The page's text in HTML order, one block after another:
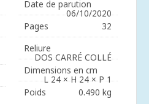
Date de parution
06/10/2020
Pages
32
Reliure
DOS CARRÉ COLLÉ
Dimensions en cm
L 24 × H 24 × P 1
Poids
0.490 kg